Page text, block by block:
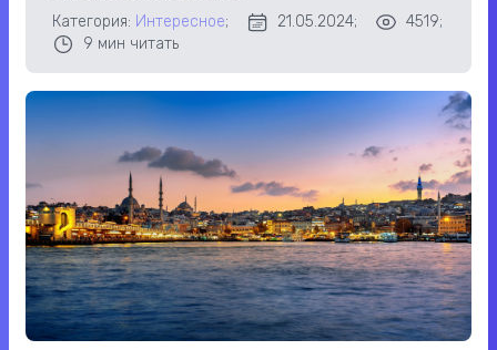
Категория: Интересное; 21.05.2024;
4519;
9 мин читать